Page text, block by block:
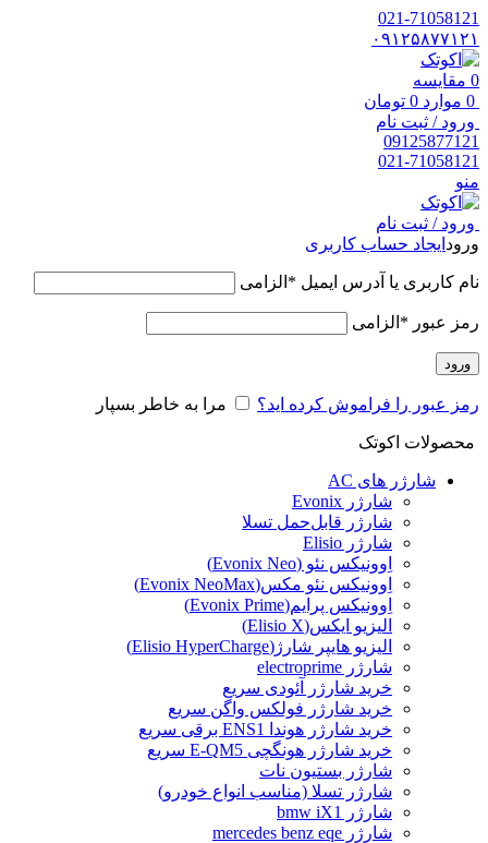
021-71058121
۰۹۱۲۵۸۷۷۱۲۱
0 مقایسه
0 موارد 0 تومان
ورود / ثبت نام
09125877121
021-71058121
منو
ورود / ثبت نام
ورود ایجاد حساب کاربری
نام کاربری یا آدرس ایمیل * الزامی
رمز عبور * الزامی
ورود
رمز عبور را فراموش کرده اید؟ مرا به خاطر بسپار
محصولات اکوتک
شارژر های AC
شارژر Evonix
شارژر قابل‌حمل تسلا
شارژر Elisio
اِوونیکس نئو (Evonix Neo)
اِوونیکس نئو مکس(Evonix NeoMax)
اِوونیکس پرایم(Evonix Prime)
الیزیو ایکس(Elisio X)
الیزیو هایپر شارژ(Elisio HyperCharge)
شارژر electroprime
خرید شارژر آئودی سریع
خرید شارژر فولکس واگن سریع
خرید شارژر هوندا ENS1 برقی سریع
خرید شارژر هونگچی E-QM5 سریع
شارژر بستیون نات
شارژر تسلا (مناسب انواع خودرو)
شارژر bmw iX1
شارژر mercedes benz eqe